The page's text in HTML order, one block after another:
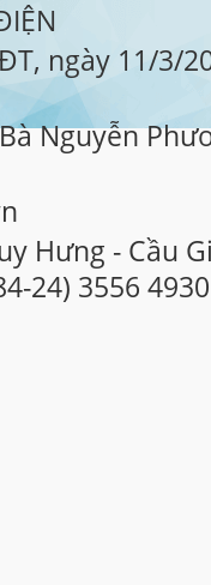
ngày 11/3/
Nguyễn
Hưng - Cầu
24) 3556 4930